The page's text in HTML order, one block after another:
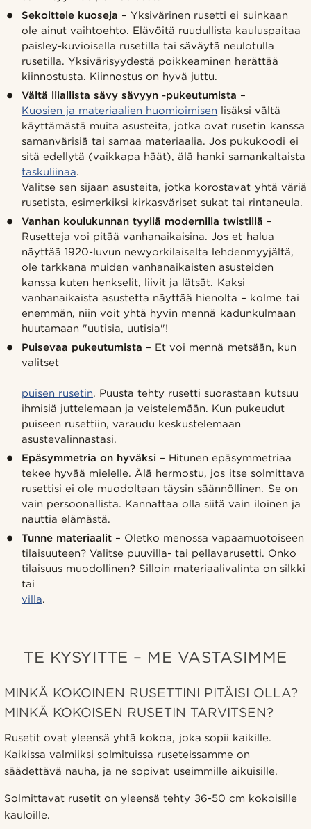
Sekoittele kuoseja – Yksivärinen rusetti ei suinkaan
ole ainut vaihtoehto. Elävöitä ruudullista kauluspaitaa
paisley-kuvioisella rusetilla tai säväytä neulotulla
rusetilla. Yksivärisyydestä poikkeaminen herättää
kiinnostusta. Kiinnostus on hyvä juttu.
Vältä liiallista sävy sävyyn -pukeutumista –
Kuosien ja materiaalien huomioimisen lisäksi vältä
käyttämästä muita asusteita, jotka ovat rusetin kanssa
samanvärisiä tai samaa materiaalia. Jos pukukoodi ei
sitä edellytä (vaikkapa häät), älä hanki samankaltaista
taskuliinaa.
Valitse sen sijaan asusteita, jotka korostavat yhtä väriä
rusetista, esimerkiksi kirkasväriset sukat tai rintaneula.
Vanhan koulukunnan tyyliä modernilla twistillä –
Rusetteja voi pitää vanhanaikaisina. Jos et halua
näyttää 1920-luvun newyorkilaiselta lehdenmyyjältä,
ole tarkkana muiden vanhanaikaisten asusteiden
kanssa kuten henkselit, liivit ja lätsät. Kaksi
vanhanaikaista asustetta näyttää hienolta – kolme tai
enemmän, niin voit yhtä hyvin mennä kadunkulmaan
huutamaan "uutisia, uutisia"!
Puisevaa pukeutumista – Et voi mennä metsään, kun
valitset
puisen rusetin. Puusta tehty rusetti suorastaan kutsuu
ihmisiä juttelemaan ja veistelemään. Kun pukeudut
puiseen rusettiin, varaudu keskustelemaan
asustevalinnastasi.
Epäsymmetria on hyväksi – Hitunen epäsymmetriaa
tekee hyvää mielelle. Älä hermostu, jos itse solmittava
rusettisi ei ole muodoltaan täysin säännöllinen. Se on
vain persoonallista. Kannattaa olla siitä vain iloinen ja
nauttia elämästä.
Tunne materiaalit – Oletko menossa vapaamuotoiseen
tilaisuuteen? Valitse puuvilla- tai pellavarusetti. Onko
tilaisuus muodollinen? Silloin materiaalivalinta on silkki
tai
villa.
TE KYSYITTE – ME VASTASIMME
MINKÄ KOKOINEN RUSETTINI PITÄISI OLLA?
MINKÄ KOKOISEN RUSETIN TARVITSEN?
Rusetit ovat yleensä yhtä kokoa, joka sopii kaikille.
Kaikissa valmiiksi solmituissa ruseteissamme on
säädettävä nauha, ja ne sopivat useimmille aikuisille.
Solmittavat rusetit on yleensä tehty 36-50 cm kokoisille
kauloille.